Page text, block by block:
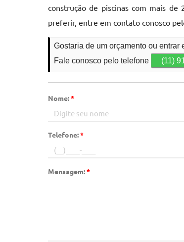
construção de piscinas com mais de
preferir, entre em contato conosco
Gostaria de um orçamento ou
Fale conosco pelo telefone
(11)
Nome:*
Telefone:*
Mensagem:*